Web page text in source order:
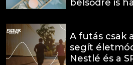
belsődre is
A futás csak
segít
Nestlé és a